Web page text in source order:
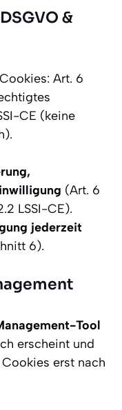
&
Cookies: Art. 6
CE (keine
(Art. 6
LSSI-CE).
jederzeit
6).
Tool
erscheint und
erst nach